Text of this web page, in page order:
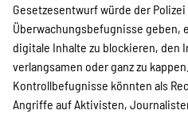
Gesetzesentwurf würde der
Überwachungsbefugnisse geben,
digitale Inhalte zu blockieren, den
verlangsamen oder ganz zu
Kontrollbefugnisse könnten als
Angriffe auf Aktivisten,